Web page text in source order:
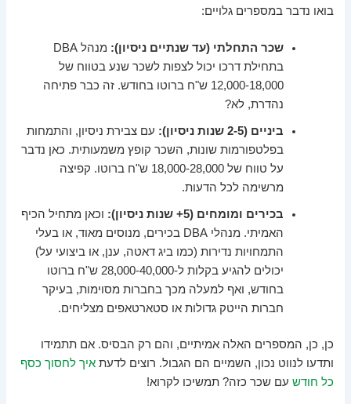
בואו נדבר במספרים גלויים:
שכר התחלתי (עד שנתיים ניסיון):
מנהל DBA
בתחילת דרכו יכול לצפות לשכר שנע בטווח של
12,000-18,000 ש"ח ברוטו בחודש. זה כבר פתיחה
נהדרת, לא?
ביניים (2-5 שנות ניסיון):
עם צבירת ניסיון, והתמחות
בפלטפורמות שונות, השכר קופץ משמעותית. כאן נדבר
על טווח של 18,000-28,000 ש"ח ברוטו. קפיצה
מרשימה לכל הדעות.
בכירים ומומחים (5+ שנות ניסיון):
וכאן מתחיל הכיף
האמיתי. מנהלי DBA בכירים, מנוסים מאוד, או בעלי
התמחויות נדירות (כמו ביג דאטה, ענן, או ביצועי על)
יכולים להגיע בקלות ל-28,000-40,000 ש"ח ברוטו
בחודש, ואף למעלה מכך בחברות מסוימות, בעיקר
חברות הייטק גדולות או סטארטאפים מצליחים.
כן, כן, המספרים האלה אמיתיים, והם רק הבסיס. אם תתמידו
ותדעו לנווט נכון, השמיים הם הגבול. רוצים לדעתאיך לחסוך כסף
כל חודש עם שכר כזה? תמשיכו לקרוא!